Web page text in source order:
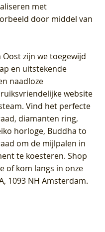
met
door middel van
Oostzijn we toegewijd
en uitstekende
naadloze
website
Vind het perfecte
diamanten ring,
horloge, Buddha to
om de mijlpalen in
te koesteren. Shop
of kom langs in onze
1093 NH Amsterdam.